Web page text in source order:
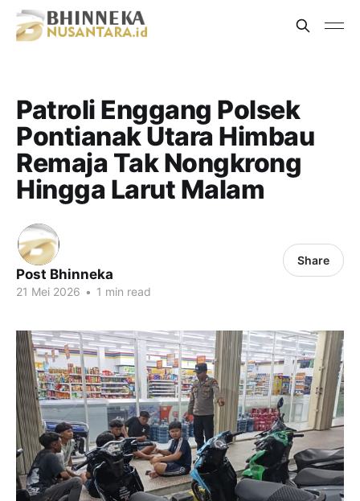
Patroli Enggang Polsek
Pontianak Utara Himbau
Remaja Tak Nongkrong
Hingga Larut Malam
Post Bhinneka
21 Mei 2026 • 1 min read
Share